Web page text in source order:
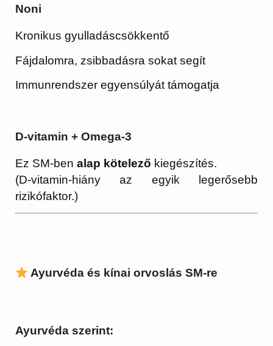
Noni
Kronikus gyulladáscsökkentő
Fájdalomra, zsibbadásra sokat segít
Immunrendszer egyensúlyát támogatja
D-vitamin + Omega-3
Ez SM-benalap kötelező kiegészítés.
(D-vitamin-hiány az egyik legerősebb
rizikófaktor.)
Ayurvéda és kínai orvoslás SM-re
Ayurvéda szerint: